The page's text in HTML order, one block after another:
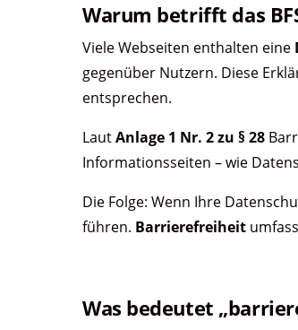
Warum betrifft das
Viele Webseiten enthalten eine
gegenüber Nutzern. Diese
entsprechen.
LautAnlage 1 Nr. 2 zu § 28
Informationsseiten – wie
Die Folge: Wenn Ihre
führen. Barrierefreiheit
Was bedeutet